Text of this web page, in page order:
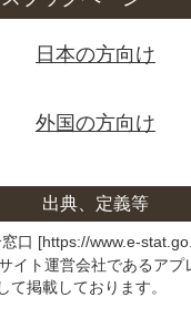
日本の方向け
外国の方向け
出典、定義等
口 [https://www.e-
イト運営会社であるアプ
て掲載しております。